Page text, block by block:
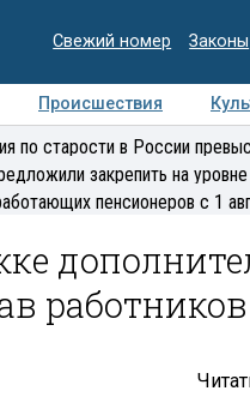
Свежий номер Законы
Происшествия
Интервью
по старости в России
закрепить на
пенсионеров с 1
работников